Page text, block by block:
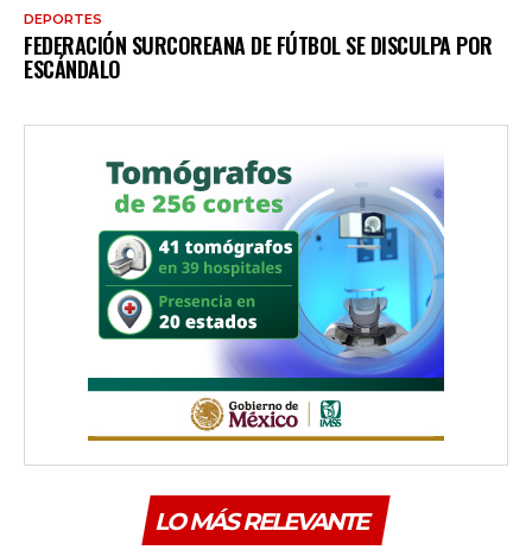
DEPORTES
FEDERACIÓN SURCOREANA DE FÚTBOL SE DISCULPA POR
ESCÁNDALO
LO MÁS RELEVANTE